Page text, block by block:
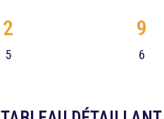
5
2
6
9